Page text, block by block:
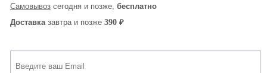
Самовывозсегодня и позже, бесплатно
Доставказавтра и позже 390 ₽